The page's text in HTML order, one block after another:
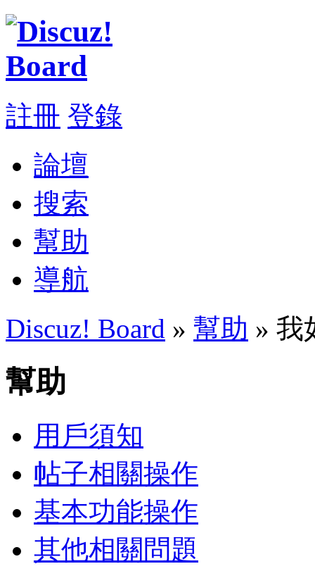
註冊 登錄
論壇
搜索
幫助
導航
Discuz! Board » 幫助 » 我
幫助
用戶須知
帖子相關操作
基本功能操作
其他相關問題